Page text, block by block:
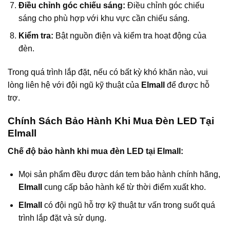
Điều chỉnh góc chiếu sáng: Điều chỉnh góc chiếu
sáng cho phù hợp với khu vực cần chiếu sáng.
Kiểm tra: Bật nguồn điện và kiểm tra hoạt động của
đèn.
Trong quá trình lắp đặt, nếu có bất kỳ khó khăn nào, vui
lòng liên hệ với đội ngũ kỹ thuật của Elmall
để được hỗ
trợ.
Chính Sách Bảo Hành Khi Mua Đèn LED Tại
Elmall
Chế độ bảo hành khi mua đèn LED tại Elmall:
Mọi sản phẩm đều được dán tem bảo hành chính hãng,
Elmall
cung cấp bảo hành kể từ thời điểm xuất kho.
Elmall
có đội ngũ hỗ trợ kỹ thuật tư vấn trong suốt quá
trình lắp đặt và sử dụng.